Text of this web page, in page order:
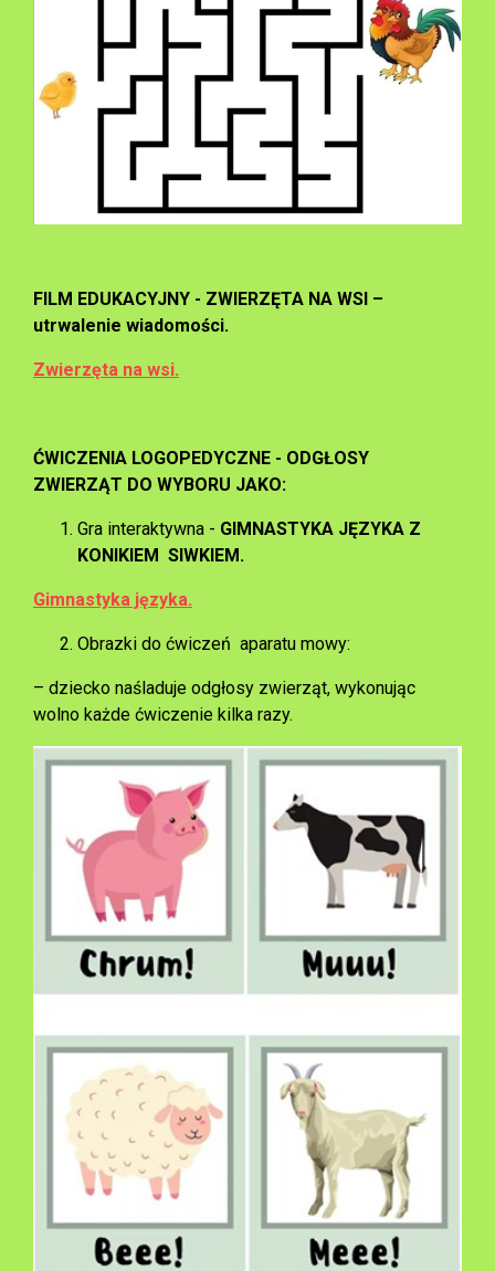
FILM EDUKACYJNY - ZWIERZĘTA NA WSI –
utrwalenie wiadomości.
Zwierzęta na wsi.
ĆWICZENIA LOGOPEDYCZNE - ODGŁOSY
ZWIERZĄT DO WYBORU JAKO:
Gra interaktywna - GIMNASTYKA JĘZYKA Z
KONIKIEM SIWKIEM.
Gimnastyka języka.
Obrazki do ćwiczeń aparatu mowy:
– dziecko naśladuje odgłosy zwierząt, wykonując
wolno każde ćwiczenie kilka razy.